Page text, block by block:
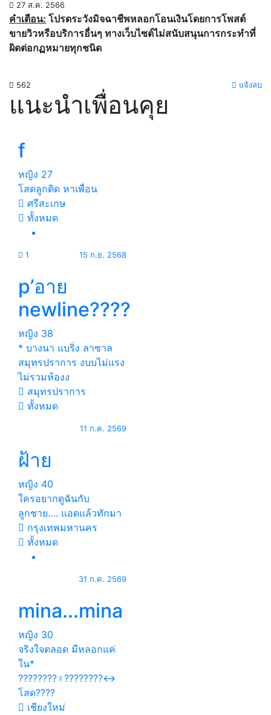
27 ส.ค. 2566
คำเตือน: โปรดระวังมิจฉาชีพหลอกโอนเงินโดยการโพสต์
ขายวิวหรือบริการอื่นๆ ทางเว็บไซต์ไม่สนับสนุนการกระทำที่
ผิดต่อกฏหมายทุกชนิด
562 แจ้งลบ
แนะนำเพื่อนคุย
f
หญิง 27
โสดลูกติด หาเพื่อน
ศรีสะเกษ
ทั้งหมด
1 15 ก.ย. 2568
p’อาย
newline????
หญิง 38
* บางนา แบริ่ง ลาซาล
สมุทรปราการ งบบไม่แรง
ไม่รวมห้องง
สมุทรปราการ
ทั้งหมด
11 ก.ค. 2569
ฝ้าย
หญิง 40
ใครอยากดูฉันกับ
ลูกชาย…. แอดแล้วทักมา
กรุงเทพมหานคร
ทั้งหมด
31 ก.ค. 2569
mina...mina
หญิง 30
จริงใจตลอด มีหลอกแค่
ใน*
????????‍♀️????????‍↔️
โสด????
เชียงใหม่